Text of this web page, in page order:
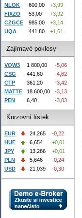
NLOK
600,00
+3,99
FIXZO
53,00
+3,92
CZGCE
985,00
+3,14
UQA
441,80 +1,61
Zajímavé poklesy
VOW3 1 800,00
-5,06
CSG
441,60
-4,62
CTP
361,20
-3,42
MATTE
18 600,00
-3,13
PEN
6,40 -3,03
Kurzovní lístek
EUR 24,265
-0,22
HUF
6,654
+0,01
JPY
13,286
+0,01
PLN
5,646
-0,24
USD
21,039 -0,30